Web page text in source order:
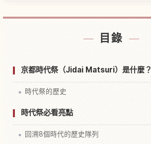
目錄
京都時代祭（Jidai Matsuri）是什麼？
時代祭的歷史
時代祭必看亮點
回溯8個時代的歷史隊列